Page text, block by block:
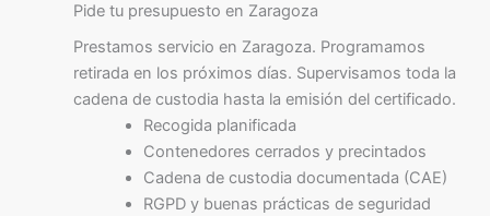
Pide tu presupuesto en Zaragoza
Prestamos servicio en Zaragoza. Programamos
retirada en los próximos días. Supervisamos toda la
cadena de custodia hasta la emisión del certificado.
Recogida planificada
Contenedores cerrados y precintados
Cadena de custodia documentada (CAE)
RGPD y buenas prácticas de seguridad